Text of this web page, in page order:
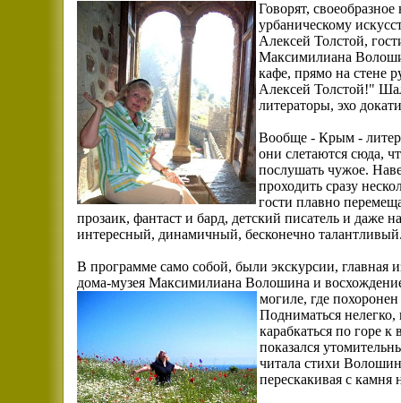
Говорят, своеобразное
урбаническому
Алексей Толстой,
Максимилиана
кафе, прямо на стене
Алексей Толстой!"
литераторы, эхо
Вообще - Крым -
они слетаются сюда,
послушать чужое.
проходить сразу
гости плавно
прозаик, фантаст и бард, детский писатель и даже
интересный, динамичный, бесконечно
В программе само собой, были экскурсии, главная
дома-музея Максимилиана Волошина и
могиле, где похоронен
Подниматься
карабкаться по горе
показался
читала стихи
перескакивая с камня